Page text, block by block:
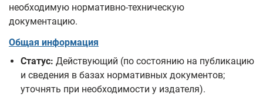
необходимую нормативно‑техническую
документацию.
Общая информация
Статус: Действующий (по состоянию на публикацию
и сведения в базах нормативных документов;
уточнять при необходимости у издателя).